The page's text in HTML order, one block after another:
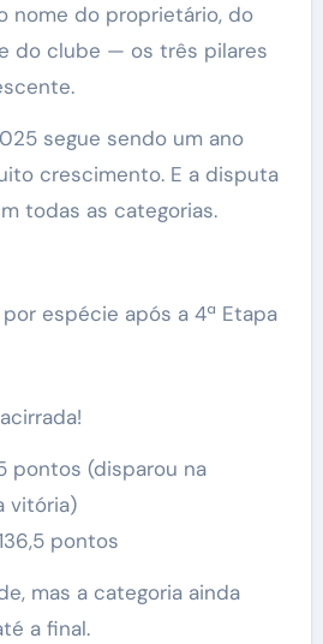
nome do proprietário, do
do clube — os três pilares
segue sendo um ano
crescimento. E a disputa
todas as categorias.
espécie após a 4ª Etapa
pontos (disparou na
vitória)
pontos
mas a categoria ainda
a final.